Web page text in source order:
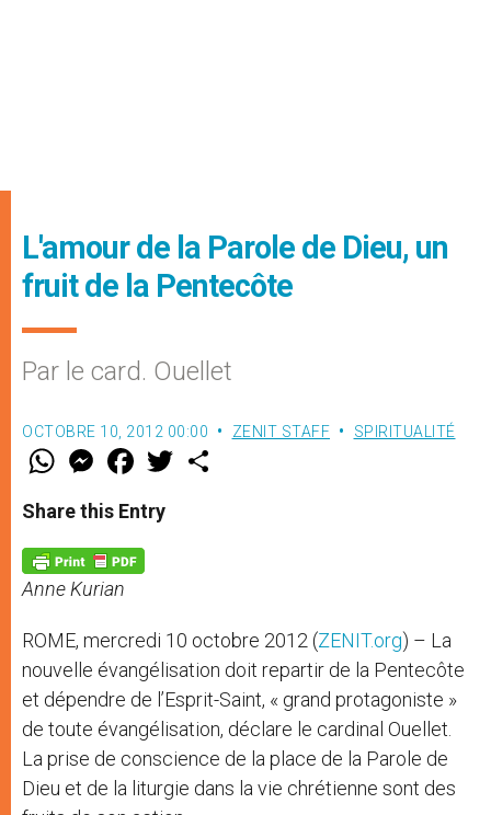
L'amour de la Parole de Dieu, un
fruit de la Pentecôte
Par le card. Ouellet
OCTOBRE 10, 2012 00:00 ZENIT STAFF SPIRITUALITÉ
W
t
s
p
p
M
e
s
e
g
e
r
F
a
e
b
o
k
w
Share this Entry
Anne Kurian
ROME, mercredi 10 octobre 2012 (ZENIT.org) – La
nouvelle évangélisation doit repartir de la Pentecôte
et dépendre de l’Esprit-Saint, « grand protagoniste »
de toute évangélisation, déclare le cardinal Ouellet.
La prise de conscience de la place de la Parole de
Dieu et de la liturgie dans la vie chrétienne sont des